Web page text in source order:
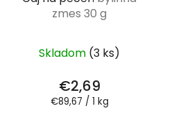
zmes 30 g
Skladom (3 ks)
€2,69
Jednotková
€89,67 / 1 kg